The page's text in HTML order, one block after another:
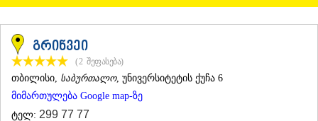
ᲝᲖᲣᲠᲒᲔᲗᲘ
ᲩᲝᲮᲐᲢᲐᲣᲠᲘ
ᲣᲠᲔᲙᲘ
ᲘᲛᲔᲠᲔᲗᲘ
ᲑᲐᲦᲓᲐᲗᲘ
ᲕᲐᲜᲘ
ᲖᲔᲡᲢᲐᲤᲝᲜᲘ
გრინვეი
(2 შეფასება)
ᲗᲑᲘᲚᲘᲡᲘ, საბურთალო, უნივერსიტეტის ქუჩა 6
მიმართულება Google map-ზე
ტელ: 299 77 77